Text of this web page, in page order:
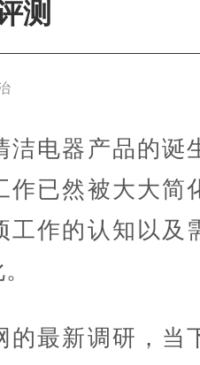
测
电器产品的诞
作已然被大大简
工作的认知以及
最新调研，当